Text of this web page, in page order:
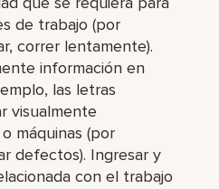
de trabajo (por
correr lentamente).
información en
las letras
visualmente
máquinas (por
defectos). Ingresar y
con el trabajo